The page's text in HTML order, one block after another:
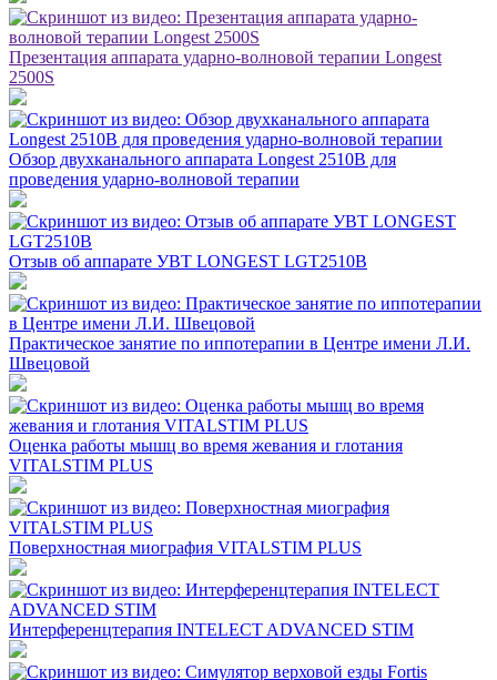
Презентация аппарата ударно-волновой терапии Longest
2500S
Обзор двухканального аппарата Longest 2510B для
проведения ударно-волновой терапии
Отзыв об аппарате УВТ LONGEST LGT2510B
Практическое занятие по иппотерапии в Центре имени Л.И.
Швецовой
Оценка работы мышц во время жевания и глотания
VITALSTIM PLUS
Поверхностная миография VITALSTIM PLUS
Интерференцтерапия INTELECT ADVANCED STIM